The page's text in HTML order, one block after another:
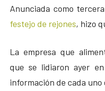
Anunciada como
festejo de rejones, hizo
La empresa que
que se lidiaron ayer
información de cada uno